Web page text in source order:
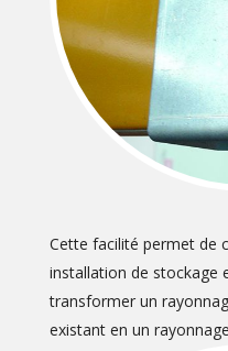
Cette facilité permet de
installation de stockage
transformer un
existant en un